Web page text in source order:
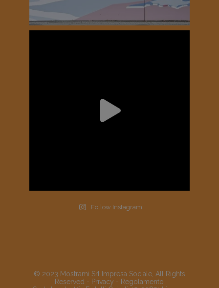
Follow Instagram
© 2023 Mostrami Srl Impresa Sociale, All Rights
Reserved - Privacy - Regolamento